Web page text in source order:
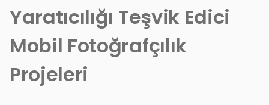
Yaratıcılığı Teşvik Edici
Mobil Fotoğrafçılık
Projeleri